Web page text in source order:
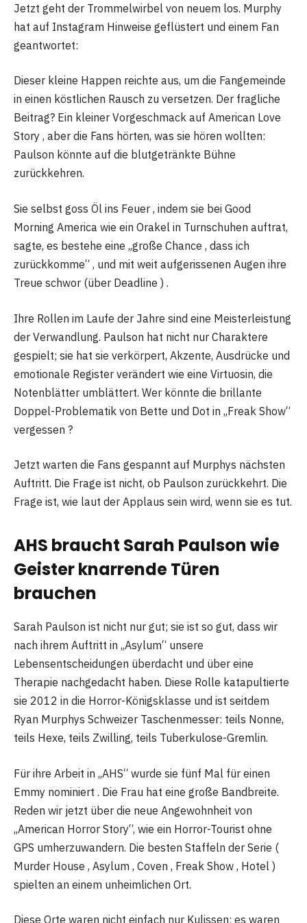
Jetzt geht der Trommelwirbel von neuem los. Murphy
hat auf Instagram Hinweise geflüstert und einem Fan
geantwortet:
Dieser kleine Happen reichte aus, um die Fangemeinde
in einen köstlichen Rausch zu versetzen. Der fragliche
Beitrag? Ein kleiner Vorgeschmack auf American Love
Story , aber die Fans hörten, was sie hören wollten:
Paulson könnte auf die blutgetränkte Bühne
zurückkehren.
Sie selbst goss Öl ins Feuer , indem sie bei Good
Morning America wie ein Orakel in Turnschuhen auftrat,
sagte, es bestehe eine „große Chance , dass ich
zurückkomme“ , und mit weit aufgerissenen Augen ihre
Treue schwor (über Deadline ) .
Ihre Rollen im Laufe der Jahre sind eine Meisterleistung
der Verwandlung. Paulson hat nicht nur Charaktere
gespielt; sie hat sie verkörpert, Akzente, Ausdrücke und
emotionale Register verändert wie eine Virtuosin, die
Notenblätter umblättert. Wer könnte die brillante
Doppel-Problematik von Bette und Dot in „Freak Show“
vergessen ?
Jetzt warten die Fans gespannt auf Murphys nächsten
Auftritt. Die Frage ist nicht, ob Paulson zurückkehrt. Die
Frage ist, wie laut der Applaus sein wird, wenn sie es tut.
AHS braucht Sarah Paulson wie
Geister knarrende Türen
brauchen
Sarah Paulson ist nicht nur gut; sie ist so gut, dass wir
nach ihrem Auftritt in „Asylum“ unsere
Lebensentscheidungen überdacht und über eine
Therapie nachgedacht haben. Diese Rolle katapultierte
sie 2012 in die Horror-Königsklasse und ist seitdem
Ryan Murphys Schweizer Taschenmesser: teils Nonne,
teils Hexe, teils Zwilling, teils Tuberkulose-Gremlin.
Für ihre Arbeit in „AHS“ wurde sie fünf Mal für einen
Emmy nominiert . Die Frau hat eine große Bandbreite.
Reden wir jetzt über die neue Angewohnheit von
„American Horror Story“, wie ein Horror-Tourist ohne
GPS umherzuwandern. Die besten Staffeln der Serie (
Murder House , Asylum , Coven , Freak Show , Hotel )
spielten an einem unheimlichen Ort.
Diese Orte waren nicht einfach nur Kulissen; es waren